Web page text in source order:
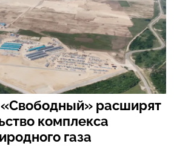
расширят
комплекса
газа